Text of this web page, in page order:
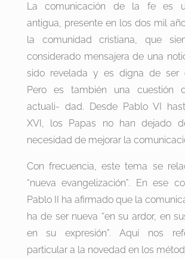
La comunicación de la fe es
antigua, presente en los dos mil
la comunidad cristiana, que
considerado mensajera de una
sido revelada y es digna de ser
Pero es también una cuestión
actuali- dad. Desde Pablo VI
XVI, los Papas no han dejado
necesidad de mejorar la
Con frecuencia, este tema se
“nueva evangelización”. En ese
Pablo II ha afirmado que la
ha de ser nueva “en su ardor, en
en su expresión”. Aquí nos
particular a la novedad en los